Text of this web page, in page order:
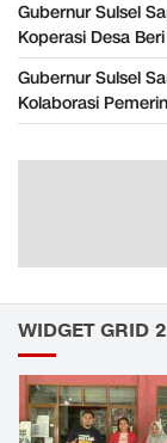
Gubernur Sulsel
Koperasi Desa
Gubernur Sulsel
Kolaborasi
WIDGET GRID 2